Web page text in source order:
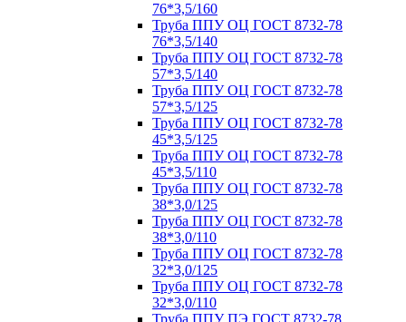
76*3,5/160
Труба ППУ ОЦ ГОСТ 8732-78
76*3,5/140
Труба ППУ ОЦ ГОСТ 8732-78
57*3,5/140
Труба ППУ ОЦ ГОСТ 8732-78
57*3,5/125
Труба ППУ ОЦ ГОСТ 8732-78
45*3,5/125
Труба ППУ ОЦ ГОСТ 8732-78
45*3,5/110
Труба ППУ ОЦ ГОСТ 8732-78
38*3,0/125
Труба ППУ ОЦ ГОСТ 8732-78
38*3,0/110
Труба ППУ ОЦ ГОСТ 8732-78
32*3,0/125
Труба ППУ ОЦ ГОСТ 8732-78
32*3,0/110
Труба ППУ ПЭ ГОСТ 8732-78